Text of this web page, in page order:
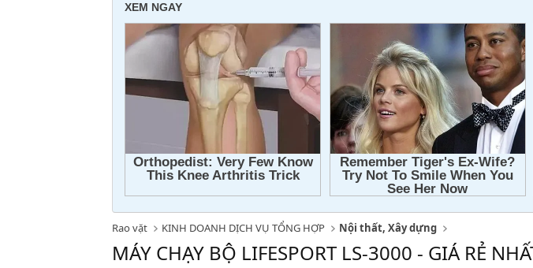
Rao vặt KINH DOANH DỊCH VỤ TỔNG HỢP Nội thất, Xây dựng
MÁY CHẠY BỘ LIFESPORT LS-3000 - GIÁ RẺ